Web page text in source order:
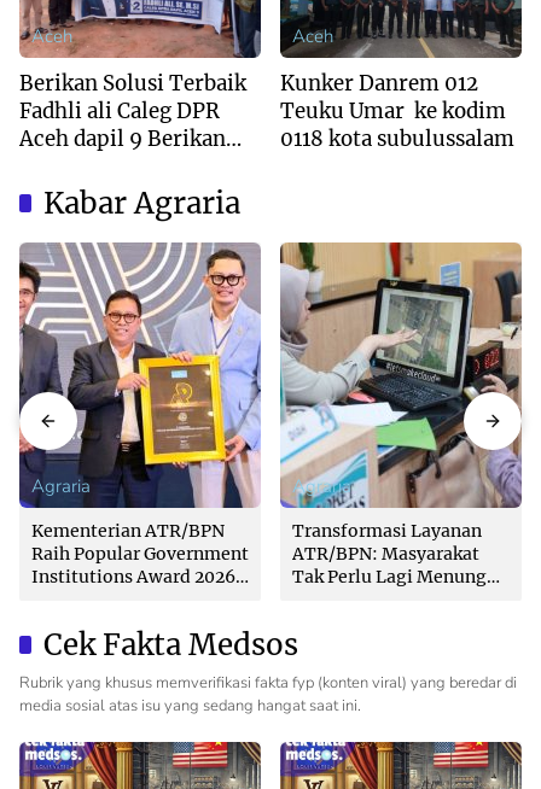
Aceh
Berikan Solusi Terbaik
Fadhli ali Caleg DPR
Aceh dapil 9 Berikan
Mengatasi Banjir dan
Sawit.
Aceh
Kunker Danrem 012
Teuku Umar ke kodim
0118 kota subulussalam
Kabar Agraria
Agraria
Kementerian ATR/BPN
Raih Popular Government
Institutions Award 2026
Agraria
Transformasi Layanan
ATR/BPN: Masyarakat
Tak Perlu Lagi Menunggu
Cek Fakta Medsos
Rubrik yang khusus memverifikasi fakta fyp (konten viral) yang beredar di
media sosial atas isu yang sedang hangat saat ini.